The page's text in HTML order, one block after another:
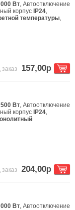
Вт, Автоотключение
корпус IP24,
температуры,
157,00р
Вт, Автоотключение
корпус IP24,
204,00р
Вт, Автоотключение